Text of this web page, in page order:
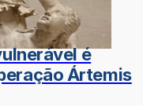
é
Ártemis